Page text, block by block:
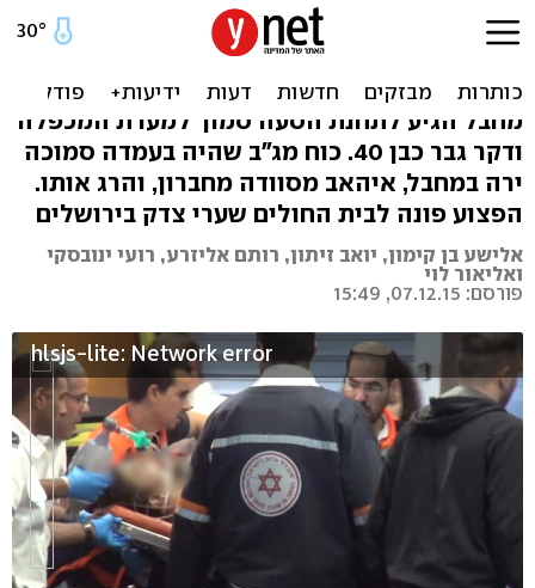
פצוע אנוש בפיגוע דקירה
מחבל הגיע לתחנת הסעה סמוך למערת המכפלה
ודקר גבר כבן 40. כוח מג"ב שהיה בעמדה סמוכה
ירה במחבל, איהאב מסוודה מחברון, והרג אותו.
הפצוע פונה לבית החולים שערי צדק בירושלים
אלישע בן קימון, יואב זיתון, רותם אליזרע, רועי ינובסקי
ואליאור לוי
פורסם: 07.12.15, 15:49
hlsjs-lite: Network error